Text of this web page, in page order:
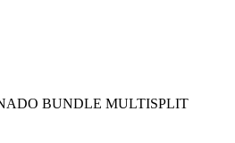
BUNDLE MULTISPLIT